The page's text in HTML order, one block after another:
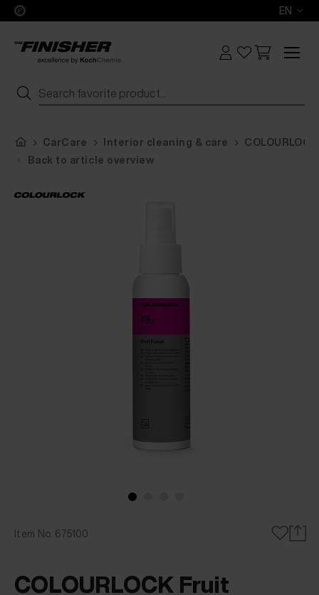
EN
CarCare Interior cleaning & care
Back to article overview
Item No. 675100
COLOURLOCK Fruit